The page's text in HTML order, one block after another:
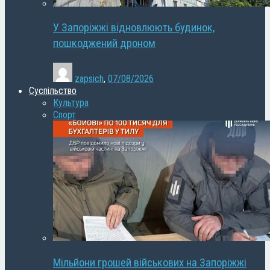
У Запоріжжі відновлюють будинок,
пошкоджений дроном
zapsich, 07/08/2026
Суспільство
Культура
Спорт
Мільйони грошей військових на Запоріжжі